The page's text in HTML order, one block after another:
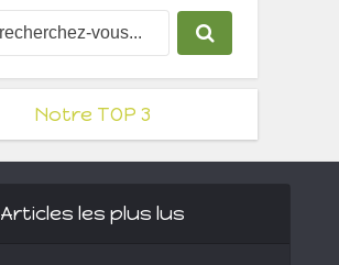
Notre TOP 3
Articles les plus lus